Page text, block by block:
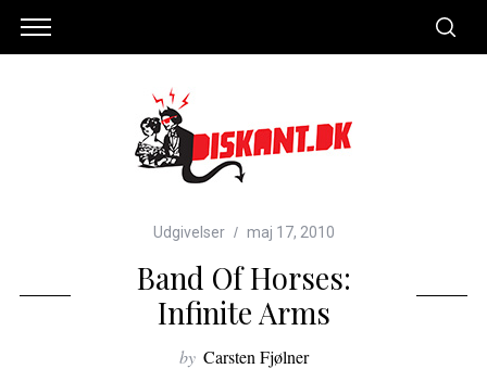
Udgivelser maj 17, 2010
Band Of Horses:
Infinite Arms
by Carsten Fjølner